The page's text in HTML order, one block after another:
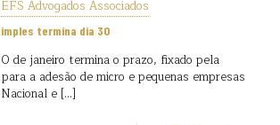
EFS Advogados Associados
termina dia 30
de janeiro termina o prazo, fixado pela
a adesão de micro e pequenas empresas
e […]